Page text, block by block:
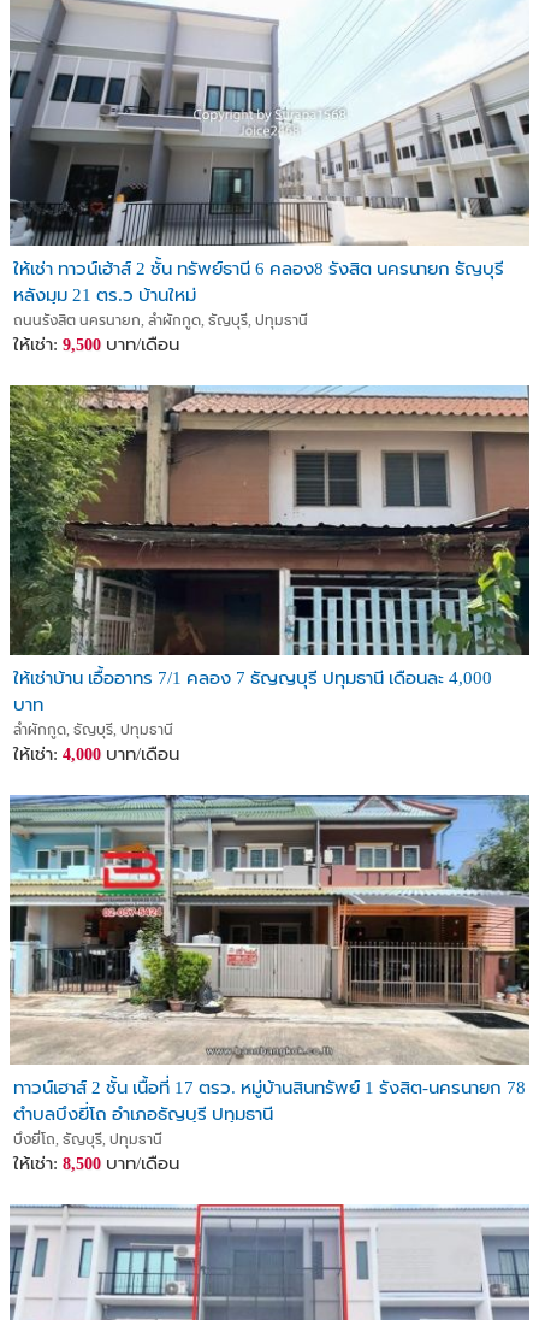
💰 Price: 5.499 MB (Negotiable)
📌 เหมาะอยู่อาศัย หรือปล่อยเช่า
📌 Suitable for living or investment rental.
📍 ที่ตั้ง : ถ.รังสิต-นครนายก ตำบลลำผักกูด อำเภอธัญบุรี จังหวัด
ปทุมธานี
📍 Location: Rangsit–Nakhon Nayok Rd., Lam Phak Kut,
Thanyaburi, Pathum Thani.
📲 สนใจติดต่อ / Contact:
Mr. Nuttapong (นัท)
ให้เช่า ทาวน์เฮ้าส์ 2 ชั้น ทรัพย์ธานี 6 คลอง8 รังสิต นครนายก ธัญบุรี
หลังมุม 21 ตร.ว บ้านใหม่
ถนนรังสิต นครนายก, ลำผักกูด, ธัญบุรี, ปทุมธานี
ให้เช่า: 9,500 บาท/เดือน
ให้เช่าบ้าน เอื้ออาทร 7/1 คลอง 7 ธัญญบุรี ปทุมธานี เดือนละ 4,000
บาท
ลำผักกูด, ธัญบุรี, ปทุมธานี
ให้เช่า: 4,000 บาท/เดือน
ทาวน์เฮาส์ 2 ชั้น เนื้อที่ 17 ตรว. หมู่บ้านสินทรัพย์ 1 รังสิต-นครนายก 78
ตำบลบึงยี่โถ อำเภอธัญบุรี ปทุมธานี
บึงยี่โถ, ธัญบุรี, ปทุมธานี
ให้เช่า: 8,500 บาท/เดือน